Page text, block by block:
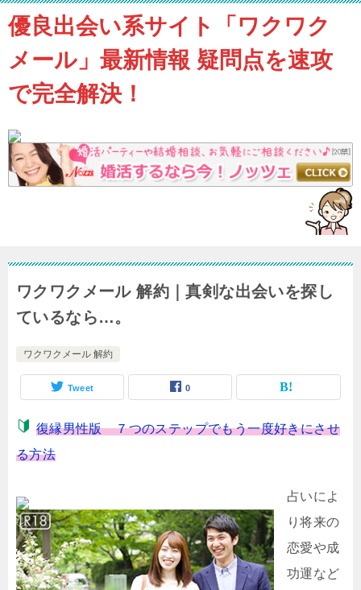
優良出会い系サイト「ワクワク
メール」最新情報 疑問点を速攻
で完全解決！
ワクワクメール 解約｜真剣な出会いを探し
ているなら…。
ワクワクメール 解約
Tweet 0
復縁男性版 ７つのステップでもう一度好きにさせ
る方法
占いによ
り将来の
恋愛や成
功運など